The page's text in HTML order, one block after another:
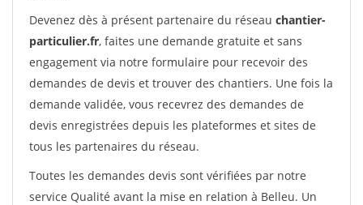
Devenez dès à présent partenaire du réseau chantier-
particulier.fr, faites une demande gratuite et sans
engagement via notre formulaire pour recevoir des
demandes de devis et trouver des chantiers. Une fois la
demande validée, vous recevrez des demandes de
devis enregistrées depuis les plateformes et sites de
tous les partenaires du réseau.
Toutes les demandes devis sont vérifiées par notre
service Qualité avant la mise en relation à Belleu. Un